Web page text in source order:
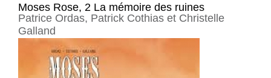
Révolution et XIXe siècle
Autres civilisations
Moses Rose, 2 La mémoire des ruines
Patrice Ordas, Patrick Cothias et Christelle
Galland